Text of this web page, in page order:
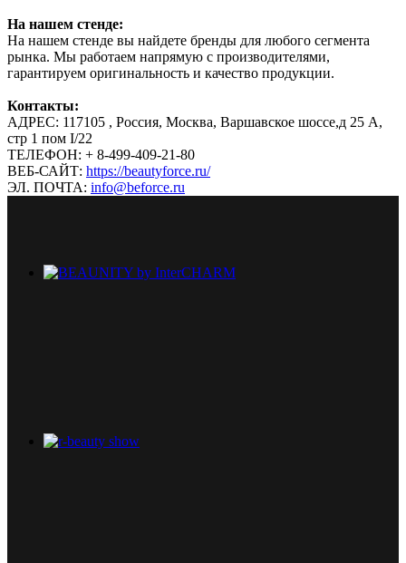
На нашем стенде:
На нашем стенде вы найдете бренды для любого сегмента
рынка. Мы работаем напрямую с производителями,
гарантируем оригинальность и качество продукции.
Контакты:
АДРЕС: 117105 , Россия, Москва, Варшавское шоссе,д 25 А,
стр 1 пом I/22
ТЕЛЕФОН: + 8-499-409-21-80
ВЕБ-САЙТ: https://beautyforce.ru/
ЭЛ. ПОЧТА: info@beforce.ru